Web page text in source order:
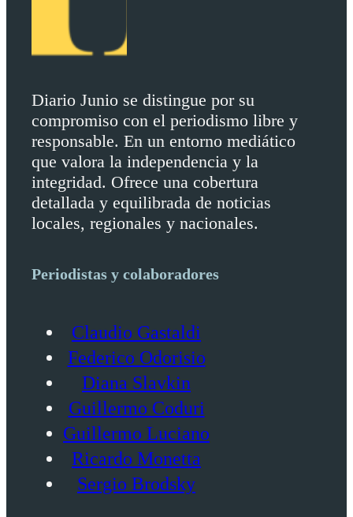
Diario Junio se distingue por su
compromiso con el periodismo libre y
responsable. En un entorno mediático
que valora la independencia y la
integridad. Ofrece una cobertura
detallada y equilibrada de noticias
locales, regionales y nacionales.
Periodistas y colaboradores
Claudio Gastaldi
Federico Odorisio
Diana Slavkin
Guillermo Coduri
Guillermo Luciano
Ricardo Monetta
Sergio Brodsky